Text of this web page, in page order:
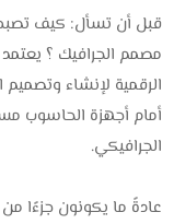
قبل أن تسأل: كيف
مصمم الجرافيك ؟ يعتمد
الرقمية لإنشاء
أمام أجهزة الحاسوب
الجرافيكي.
عادةً ما يكونون جزءًا